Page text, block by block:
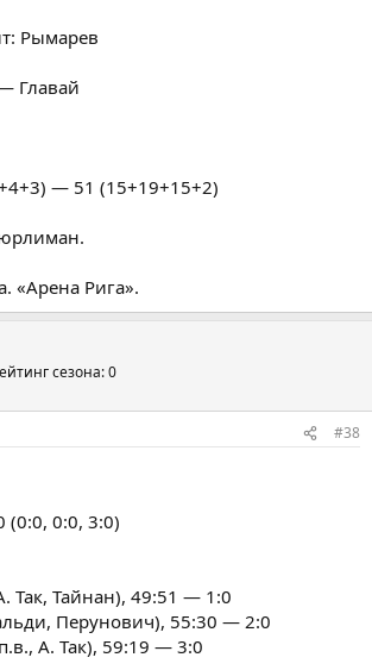
Рымарев
Главай
— 51 (15+19+15+2)
«Арена Рига».
сезона: 0
#38
0:0, 3:0)
Так, Тайнан), 49:51 — 1:0
Перунович), 55:30 — 2:0
А. Так), 59:19 — 3:0